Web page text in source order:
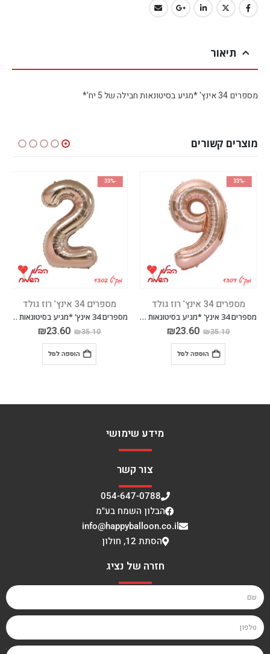
תיאור
מספרים 34 אינץ' *מגיע בסיטונאות חבילה של 5 יח'*
מוצרים קשורים
-33%
מספרים 34 אינץ' רוז גולד
מספרים 34 אינץ' *מגיע בסיטונאות חבילה של 5 יח'*
₪35.10
₪23.60
הוספה לסל
-33%
מספרים 34 אינץ' רוז גולד
מספרים 34 אינץ' *מגיע בסיטונאות חבילה של 5 יח'*
₪35.10
₪23.60
הוספה לסל
מידע שימושי
צור קשר
054-647-0788
הבלון השמח בע"מ
info@happyballoon.co.il
הסתת 12, חולון
חזרה של נציג